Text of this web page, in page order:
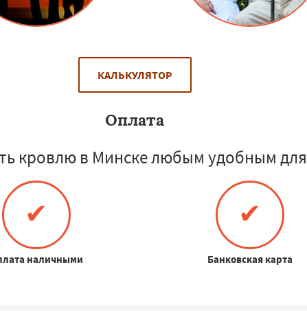
КАЛЬКУЛЯТОР
Оплата
кровлю в Минске любым удобным
✔
наличными
✔
Банковская карта